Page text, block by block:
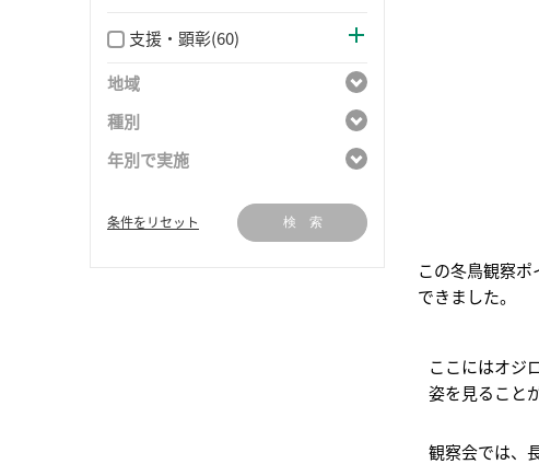
支援・顕彰(60)
地域
種別
年別で実施
条件をリセット 検 索
この冬鳥観察
できました。
ここにはオジ
姿を見ること
観察会では、